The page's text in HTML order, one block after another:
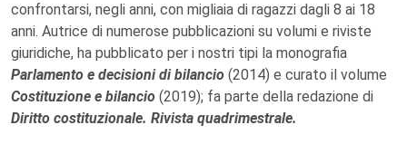
confrontarsi, negli anni, con migliaia di ragazzi dagli 8 ai 18
anni. Autrice di numerose pubblicazioni su volumi e riviste
giuridiche, ha pubblicato per i nostri tipi la monografia
Parlamento e decisioni di bilancio (2014) e curato il volume
Costituzione e bilancio (2019); fa parte della redazione di
Diritto costituzionale. Rivista quadrimestrale.